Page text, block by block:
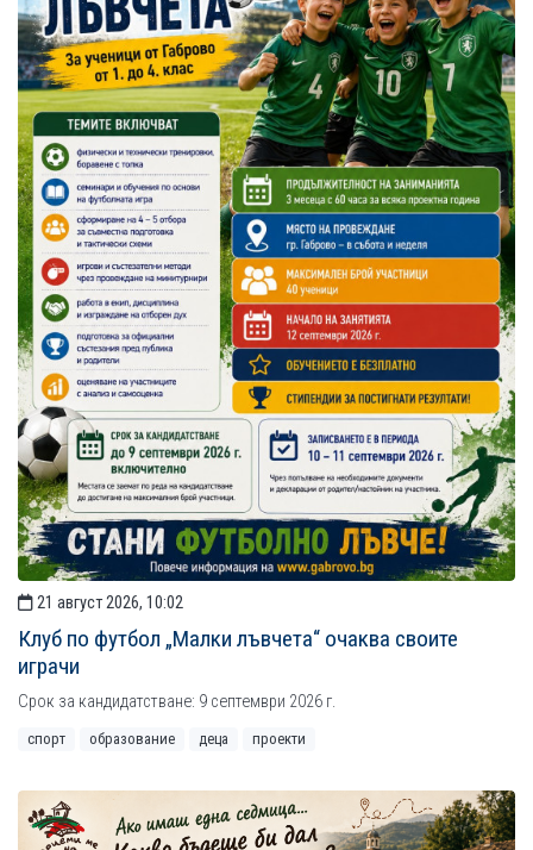
21 август 2026, 10:02
Клуб по футбол „Малки лъвчета“ очаква своите
играчи
Срок за кандидатстване: 9 септември 2026 г.
спорт образование деца проекти